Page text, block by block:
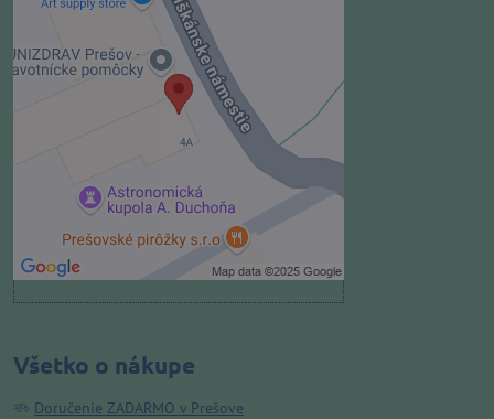
Externý obsah je blokovaný
Voľbami súkromia
Prajete si načítať externý obsah?
Povoliť tentokrát
Povoliť a zapamätať - súhlas s
druhom cookie: Funkčné
Otvoriť obsah v novom okne
Všetko o nákupe
Doručenie ZADARMO v Prešove